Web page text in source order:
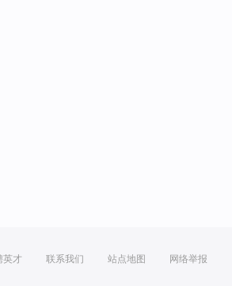
英才 联系我们 站点地图 网络举报